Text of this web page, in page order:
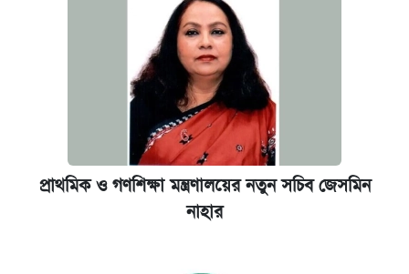
প্রাথমিক ও গণশিক্ষা মন্ত্রণালয়ের নতুন সচিব জেসমিন
নাহার